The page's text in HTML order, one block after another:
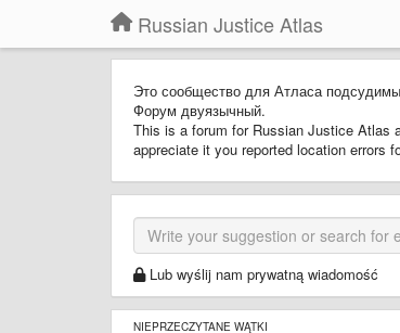
Russian Justice Atlas
Это сообщество для Атласа
Форум двуязычный.
This is a forum for Russian Justice Atlas
appreciate it you reported location errors
Lub wyślij nam prywatną wiadomość
NIEPRZECZYTANE WĄTKI